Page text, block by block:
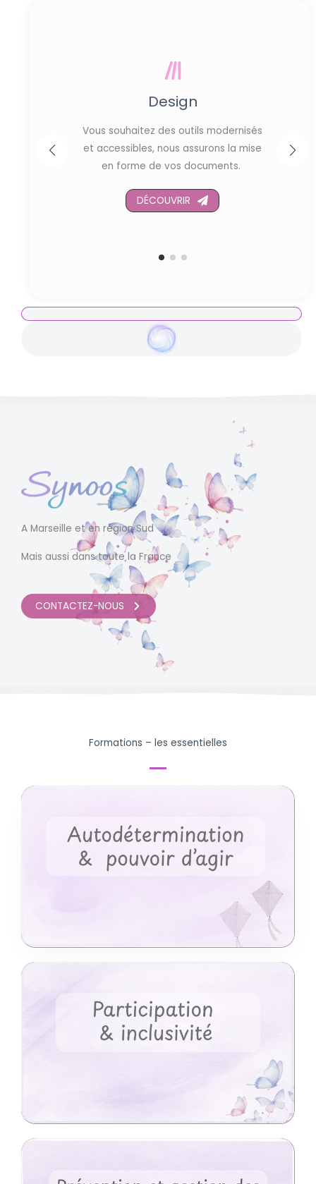
Design
Vous souhaitez des outils modernisés
et accessibles, nous assurons la mise
en forme de vos documents.
DÉCOUVRIR
A Marseille et en région Sud
Mais aussi dans toute la France
CONTACTEZ-NOUS
Formations – les essentielles